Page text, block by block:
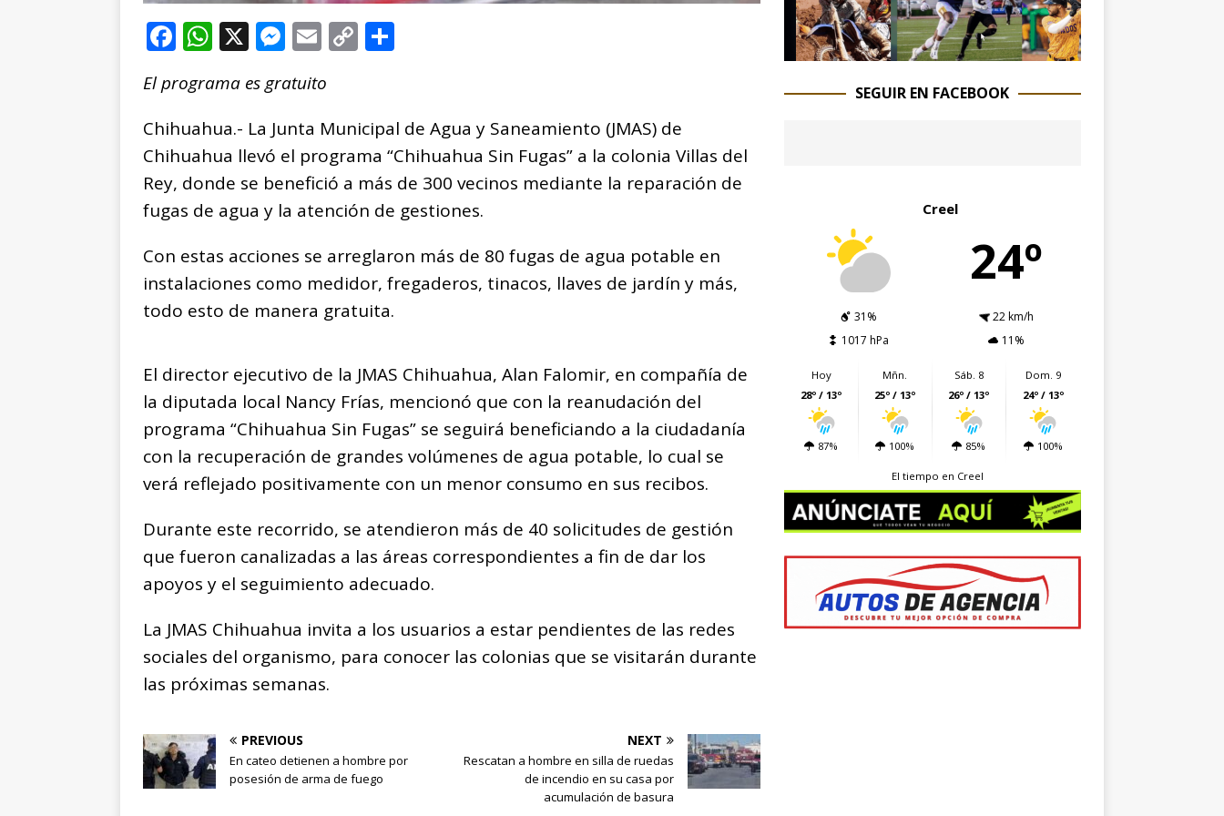
F
c
e
b
o
o
W
at
s
A
p
p
X M
ss
e
n
g
e
E
ai
l
C
y
Li
n
k
p
ar
ti
r
El programa es gratuito
Chihuahua.- La Junta Municipal de Agua y Saneamiento (JMAS) de
Chihuahua llevó el programa “Chihuahua Sin Fugas” a la colonia Villas del
Rey, donde se benefició a más de 300 vecinos mediante la reparación de
fugas de agua y la atención de gestiones.
Con estas acciones se arreglaron más de 80 fugas de agua potable en
instalaciones como medidor, fregaderos, tinacos, llaves de jardín y más,
todo esto de manera gratuita.
El director ejecutivo de la JMAS Chihuahua, Alan Falomir, en compañía de
la diputada local Nancy Frías, mencionó que con la reanudación del
programa “Chihuahua Sin Fugas” se seguirá beneficiando a la ciudadanía
con la recuperación de grandes volúmenes de agua potable, lo cual se
verá reflejado positivamente con un menor consumo en sus recibos.
Durante este recorrido, se atendieron más de 40 solicitudes de gestión
que fueron canalizadas a las áreas correspondientes a fin de dar los
apoyos y el seguimiento adecuado.
La JMAS Chihuahua invita a los usuarios a estar pendientes de las redes
sociales del organismo, para conocer las colonias que se visitarán durante
las próximas semanas.
PREVIOUS
En cateo detienen a hombre por
posesión de arma de fuego
NEXT
Rescatan a hombre en silla de ruedas
de incendio en su casa por
acumulación de basura
SEGUIR EN FACEBOOK
Creel
24º
31%
22 km/h
1017 hPa
11%
Hoy
28º / 13º
87%
Mñn.
25º / 13º
100%
Sáb. 8
26º / 13º
85%
Dom. 9
24º / 13º
100%
El tiempo en Creel